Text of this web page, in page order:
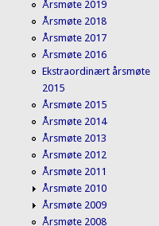
Årsmøte 2019
Årsmøte 2018
Årsmøte 2017
Årsmøte 2016
Ekstraordinært årsmøte
2015
Årsmøte 2015
Årsmøte 2014
Årsmøte 2013
Årsmøte 2012
Årsmøte 2011
Årsmøte 2010
Årsmøte 2009
Årsmøte 2008